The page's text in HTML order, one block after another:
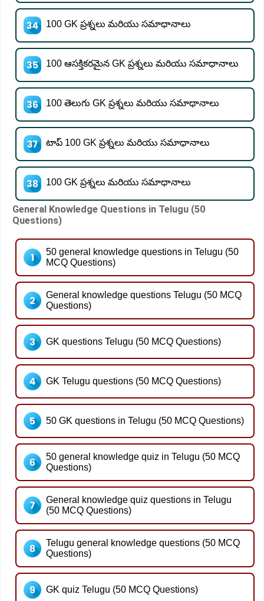
100 GK ప్రశ్నలు మరియు సమాధానాలు
100 ఆసక్తికరమైన GK ప్రశ్నలు మరియు సమాధానాలు
100 తెలుగు GK ప్రశ్నలు మరియు సమాధానాలు
టాప్ 100 GK ప్రశ్నలు మరియు సమాధానాలు
100 GK ప్రశ్నలు మరియు సమాధానాలు
General Knowledge Questions in Telugu (50
Questions)
50 general knowledge questions in Telugu (50
MCQ Questions)
General knowledge questions Telugu (50 MCQ
Questions)
GK questions Telugu (50 MCQ Questions)
GK Telugu questions (50 MCQ Questions)
50 GK questions in Telugu (50 MCQ Questions)
50 general knowledge quiz in Telugu (50 MCQ
Questions)
General knowledge quiz questions in Telugu
(50 MCQ Questions)
Telugu general knowledge questions (50 MCQ
Questions)
GK quiz Telugu (50 MCQ Questions)